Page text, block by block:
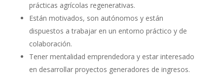
prácticas agrícolas regenerativas.
Están motivados, son autónomos y están
dispuestos a trabajar en un entorno práctico y de
colaboración.
Tener mentalidad emprendedora y estar interesado
en desarrollar proyectos generadores de ingresos.